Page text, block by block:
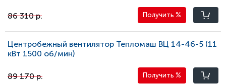
86 310 р. Получить %
Центробежный вентилятор Тепломаш ВЦ 14-46-5 (11
кВт 1500 oб/мин)
89 170 р. Получить %